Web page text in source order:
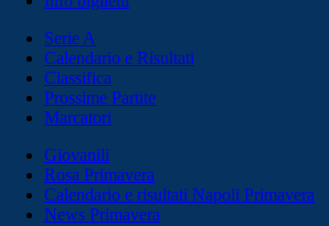
Serie A
Calendario e Risultati
Classifica
Prossime Partite
Marcatori
Giovanili
Rosa Primavera
Calendario e risultati Napoli Primavera
News Primavera